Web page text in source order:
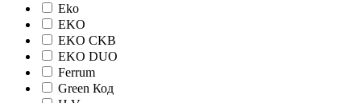
Eko
EKO
EKO CKB
EKO DUO
Ferrum
Green Код